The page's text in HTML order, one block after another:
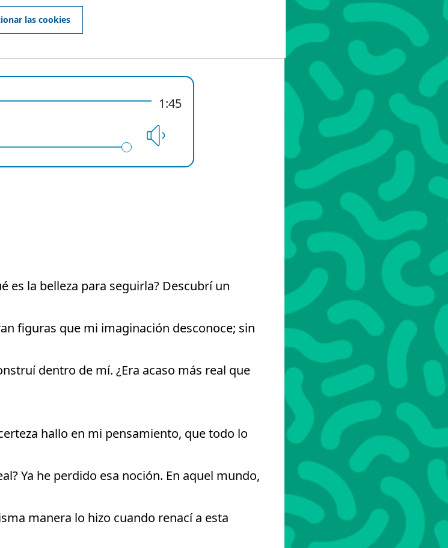
- Aula: 2º Bach
1:45
es la belleza para seguirla? Descubrí un
figuras que mi imaginación desconoce; sin
dentro de mí. ¿Era acaso más real que
hallo en mi pensamiento, que todo lo
Ya he perdido esa noción. En aquel mundo,
manera lo hizo cuando renací a esta
las cookies